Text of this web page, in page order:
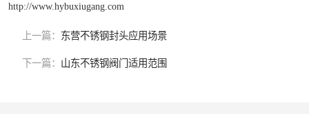
http://www.hybuxiugang.com
上一篇： 东营不锈钢封头应用场景
下一篇： 山东不锈钢阀门适用范围